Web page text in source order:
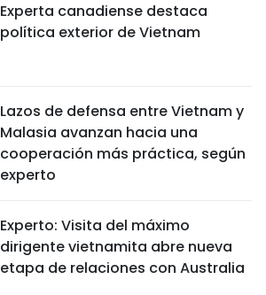
Experta canadiense destaca
política exterior de Vietnam
Lazos de defensa entre Vietnam y
Malasia avanzan hacia una
cooperación más práctica, según
experto
Experto: Visita del máximo
dirigente vietnamita abre nueva
etapa de relaciones con Australia